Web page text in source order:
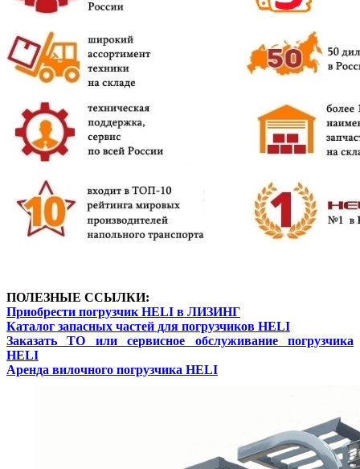
ПОЛЕЗНЫЕ ССЫЛКИ:
Приобрести погрузчик HELI в ЛИЗИНГ
Каталог запасных частей для погрузчиков HELI
Заказать ТО или сервисное обслуживание погрузчика
HELI
Аренда вилочного погрузчика HELI